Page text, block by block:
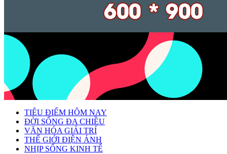
TIÊU ĐIỂM HÔM NAY
ĐỜI SỐNG ĐA CHIỀU
VĂN HÓA GIẢI TRÍ
THẾ GIỚI ĐIỆN ẢNH
NHỊP SỐNG KINH TẾ